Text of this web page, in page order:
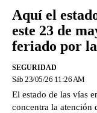
Aquí el
este 23 de
feriado por
SEGURIDAD
Sáb 23/05/26 11:26 AM
El estado de las vías
concentra la atención